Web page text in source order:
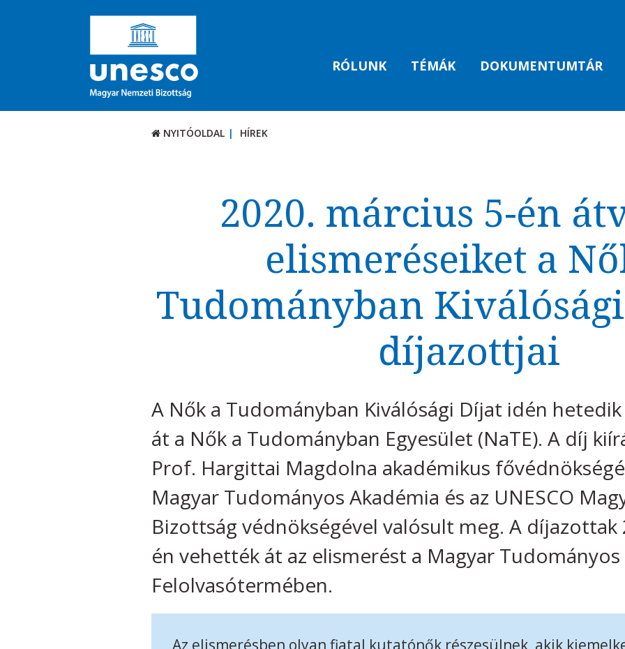
RÓLUNK TÉMÁK DOKUMENTUMTÁR
NYITÓOLDAL HÍREK
2020. március 5-én
elismeréseiket a
Tudományban
díjazottjai
A Nők a Tudományban Kiválósági Díjat idén
át a Nők a Tudományban Egyesület (NaTE). A díj
Prof. Hargittai Magdolna akadémikus
Magyar Tudományos Akadémia és az UNESCO
Bizottság védnökségével valósult meg. A díjazottak
én vehették át az elismerést a Magyar Tudományos
Felolvasótermében.
Az elismerésben olyan fiatal kutatónők részesülnek, akik